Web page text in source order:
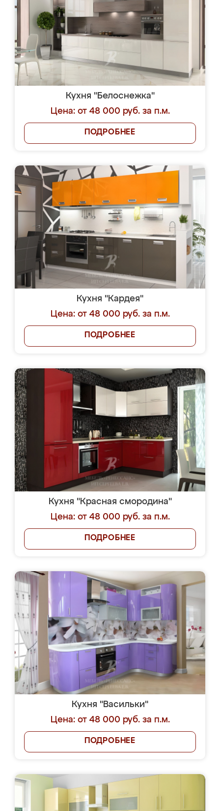
Кухня "Белоснежка"
Цена: от 48 000 руб. за п.м.
ПОДРОБНЕЕ
Кухня "Кардея"
Цена: от 48 000 руб. за п.м.
ПОДРОБНЕЕ
Кухня "Красная смородина"
Цена: от 48 000 руб. за п.м.
ПОДРОБНЕЕ
Кухня "Васильки"
Цена: от 48 000 руб. за п.м.
ПОДРОБНЕЕ